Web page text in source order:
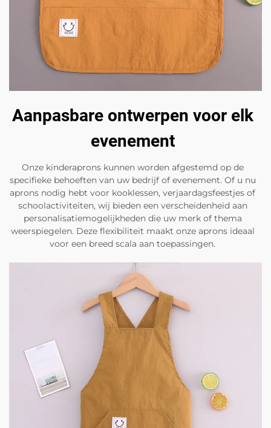
Aanpasbare ontwerpen voor elk
evenement
Onze kinderaprons kunnen worden afgestemd op de
specifieke behoeften van uw bedrijf of evenement. Of u nu
aprons nodig hebt voor kooklessen, verjaardagsfeestjes of
schoolactiviteiten, wij bieden een verscheidenheid aan
personalisatiemogelijkheden die uw merk of thema
weerspiegelen. Deze flexibiliteit maakt onze aprons ideaal
voor een breed scala aan toepassingen.